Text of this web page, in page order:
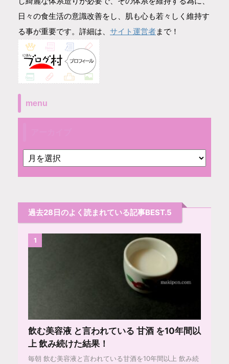
日々の食生活の意識改善をし、肌も心も若々しく維持す
る事が重要です。詳細は、 サイト運営者まで！
menu
過去28日のよく読まれている記事BEST.5
1
飲む美容液 と言われている 甘酒 を10年間以
上 飲み続けた結果！
毎朝 飲む美容液と言われている甘酒を10年間以上 飲み続